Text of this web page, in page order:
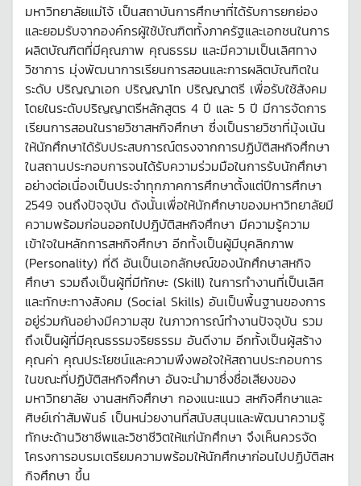
มหาวิทยาลัยแม่โจ้ เป็นสถาบันการศึกษาที่ได้รับการยกย่อง
และยอมรับจากองค์กรผู้ใช้บัณฑิตทั้งภาครัฐและเอกชนในการ
ผลิตบัณฑิตที่มีคุณภาพ คุณธรรม และมีความเป็นเลิศทาง
วิชาการ มุ่งพัฒนาการเรียนการสอนและการผลิตบัณฑิตใน
ระดับ ปริญญาเอก ปริญญาโท ปริญญาตรี เพื่อรับใช้สังคม
โดยในระดับปริญญาตรีหลักสูตร 4 ปี และ 5 ปี มีการจัดการ
เรียนการสอนในรายวิชาสหกิจศึกษา ซึ่งเป็นรายวิชาที่มุ้งเน้น
ให้นักศึกษาได้รับประสบการณ์ตรงจากการปฏิบัติสหกิจศึกษา
ในสถานประกอบการจนได้รับความร่วมมือในการรับนักศึกษา
อย่างต่อเนื่องเป็นประจำทุกภาคการศึกษาตั้งแต่ปีการศึกษา
2549 จนถึงปัจจุบัน ดังนั้นเพื่อให้นักศึกษาของมหาวิทยาลัยมี
ความพร้อมก่อนออกไปปฎิบัติสหกิจศึกษา มีความรู้ความ
เข้าใจในหลักการสหกิจศึกษา อีกทั้งเป็นผู้มีบุคลิกภาพ
(Personality) ที่ดี อันเป็นเอกลักษณ์ของนักศึกษาสหกิจ
ศึกษา รวมถึงเป็นผู้ที่มีทักษะ (Skill) ในการทำงานที่เป็นเลิศ
และทักษะทางสังคม (Social Skills) อันเป็นพื้นฐานของการ
อยู่ร่วมกันอย่างมีความสุข ในภาวการณ์ทำงานปัจจุบัน รวม
ถึงเป็นผู้ที่มีคุณธรรมจริยธรรม อันดีงาม อีกทั้งเป็นผู้สร้าง
คุณค่า คุณประโยชน์และความพึงพอใจให้สถานประกอบการ
ในขณะที่ปฏิบัติสหกิจศึกษา อันจะนำมาซึ่งชื่อเสียงของ
มหาวิทยาลัย งานสหกิจศึกษา กองแนะแนว สหกิจศึกษาและ
ศิษย์เก่าสัมพันธ์ เป็นหน่วยงานที่สนับสนุนและพัฒนาความรู้
ทักษะด้านวิชาชีพและวิชาชีวิตให้แก่นักศึกษา จึงเห็นควรจัด
โครงการอบรมเตรียมความพร้อมให้นักศึกษาก่อนไปปฏิบัติสห
กิจศึกษา ขึ้น